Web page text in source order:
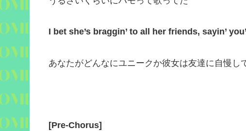
I bet she’s braggin’ to all her friends, sayin’
あなたがどんなにユニークか彼女は友達に自慢し
[Pre-Chorus]